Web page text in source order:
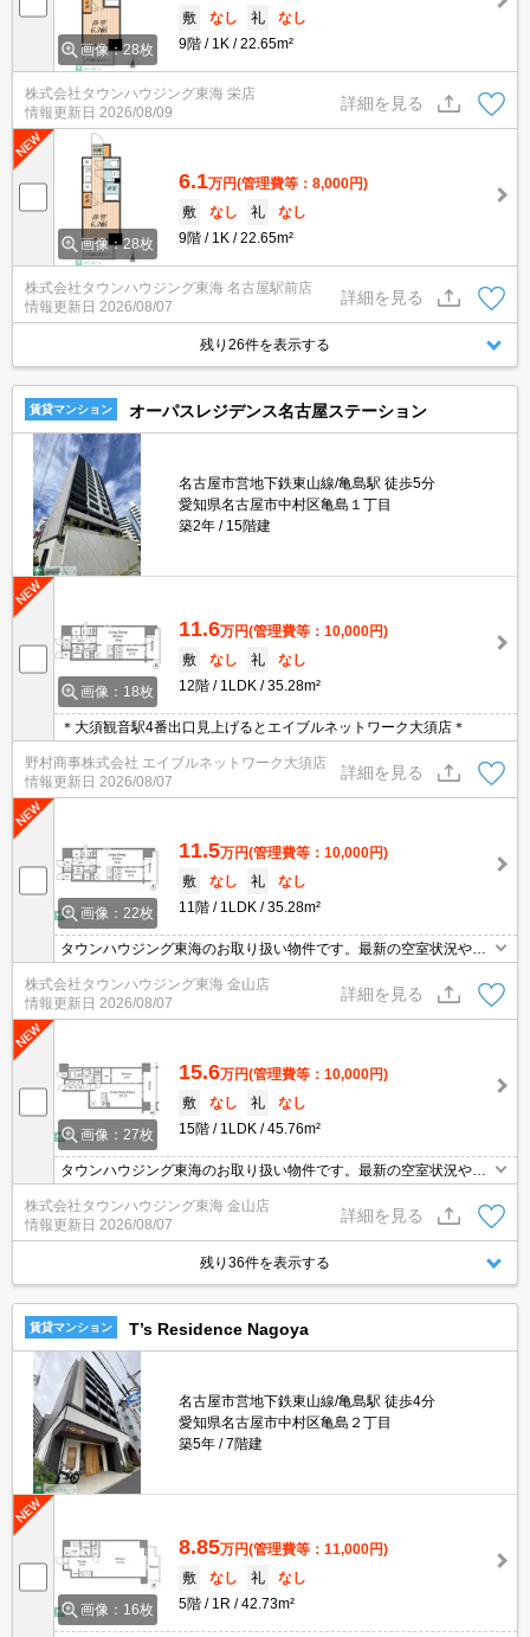
画像：28枚
敷
なし 礼
なし
9階
1K 22.65m²
株式会社タウンハウジング東海 栄店
情報更新日 2026/08/09
詳細を見る
画像：28枚
6.1万円(管理費等：8,000円)
敷
なし 礼
なし
9階
1K 22.65m²
株式会社タウンハウジング東海 名古屋駅前店
情報更新日 2026/08/07
詳細を見る
残り26件を表示する
賃貸マンション オーパスレジデンス名古屋ステーション
名古屋市営地下鉄東山線/亀島駅 徒歩5分
愛知県名古屋市中村区亀島１丁目
築2年
15階建
画像：18枚
11.6万円(管理費等：10,000円)
敷
なし 礼
なし
12階
1LDK 35.28m²
＊大須観音駅4番出口見上げるとエイブルネットワーク大須店＊
野村商事株式会社 エイブルネットワーク大須店
情報更新日 2026/08/07
詳細を見る
画像：22枚
11.5万円(管理費等：10,000円)
敷
なし 礼
なし
11階
1LDK 35.28m²
タウンハウジング東海のお取り扱い物件です。最新の空室状況やの
株式会社タウンハウジング東海 金山店
情報更新日 2026/08/07
詳細を見る
画像：27枚
15.6万円(管理費等：10,000円)
敷
なし 礼
なし
15階
1LDK 45.76m²
タウンハウジング東海のお取り扱い物件です。最新の空室状況やの
株式会社タウンハウジング東海 金山店
情報更新日 2026/08/07
詳細を見る
残り36件を表示する
賃貸マンション T’s Residence Nagoya
名古屋市営地下鉄東山線/亀島駅 徒歩4分
愛知県名古屋市中村区亀島２丁目
築5年
7階建
画像：16枚
8.85万円(管理費等：11,000円)
敷
なし 礼
なし
5階
1R 42.73m²